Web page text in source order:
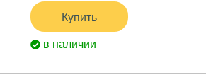
Купить
в наличии